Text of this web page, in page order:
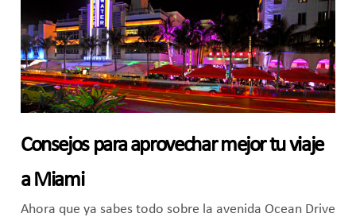
Consejos para aprovechar mejor tu viaje
a Miami
Ahora que ya sabes todo sobre la avenida Ocean Drive